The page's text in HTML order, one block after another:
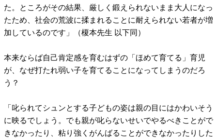
た。ところがその結果、厳しく鍛えられないまま大人になっ
たため、社会の荒波に揉まれることに耐えられない若者が増
加しているのです」（榎本先生 以下同）
本来ならば自己肯定感を育むはずの「ほめて育てる」育児
が、なぜ打たれ弱い子を育てることになってしまうのだろ
う？
「叱られてシュンとする子どもの姿は親の目にはかわいそう
に映るでしょう。でも親が叱らないせいでやるべきことがで
きなかったり、粘り強くがんばることができなかったりした